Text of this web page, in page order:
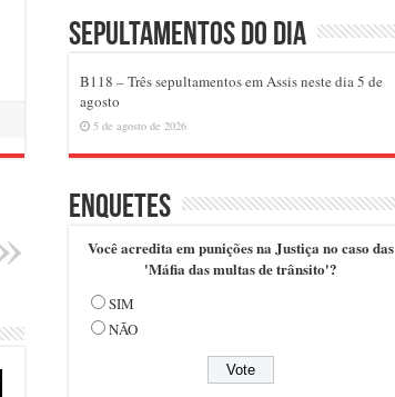
Sepultamentos do dia
B118 – Três sepultamentos em Assis neste dia 5 de
agosto
5 de agosto de 2026
Enquetes
Você acredita em punições na Justiça no caso das
'Máfia das multas de trânsito'?
SIM
NÃO